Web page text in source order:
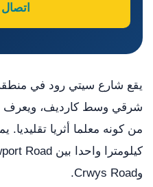
يقع شارع سيتي رود في
شرقي وسط كارديف، ويعرف
من كونه معلما أثريا تقليديا.
وCrwys Road.